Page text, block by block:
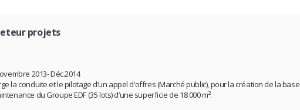
projets
2013- Déc.2014
la conduite et le pilotage d’un appel d’offres (Marché public), pour la création de la base
du Groupe EDF (35 lots) d’une superficie de 18 000 m².